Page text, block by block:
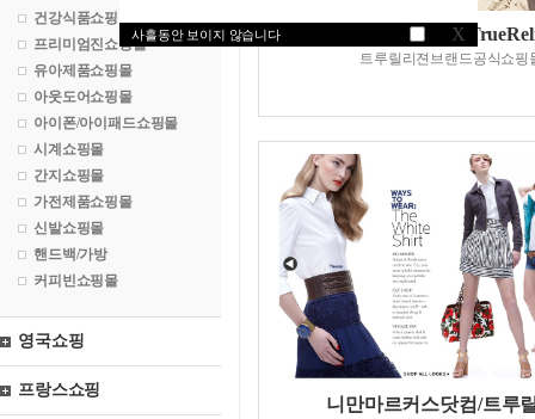
사흘동안 보이지 않습니다 X
건강식품쇼핑몰
프리미엄진쇼핑몰
유아제품쇼핑몰
아웃도어쇼핑몰
아이폰/아이패드쇼핑몰
시계쇼핑몰
간지쇼핑몰
가전제품쇼핑몰
신발쇼핑몰
핸드백/가방
커피빈쇼핑몰
영국쇼핑
프랑스쇼핑
트루릴리젼닷컴/
트루릴리젼브랜드공식쇼핑
니만마르커스닷컴/트루